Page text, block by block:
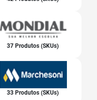
37 Produtos (SKUs)
33 Produtos (SKUs)